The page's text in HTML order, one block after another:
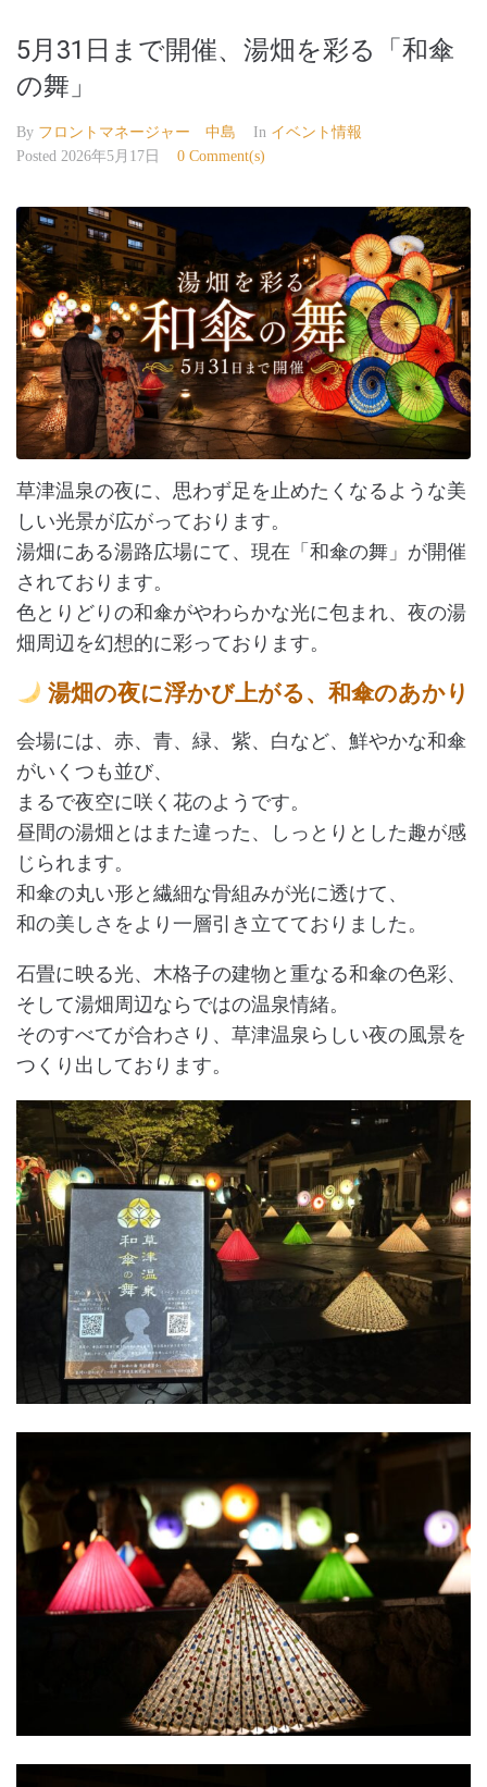
5月31日まで開催、湯畑を彩る「和傘
の舞」
By フロントマネージャー 中島 In イベント情報
Posted 2026年5月17日 0 Comment(s)
草津温泉の夜に、思わず足を止めたくなるような美
しい光景が広がっております。
湯畑にある湯路広場にて、現在「和傘の舞」が開催
されております。
色とりどりの和傘がやわらかな光に包まれ、夜の湯
畑周辺を幻想的に彩っております。
湯畑の夜に浮かび上がる、和傘のあかり
会場には、赤、青、緑、紫、白など、鮮やかな和傘
がいくつも並び、
まるで夜空に咲く花のようです。
昼間の湯畑とはまた違った、しっとりとした趣が感
じられます。
和傘の丸い形と繊細な骨組みが光に透けて、
和の美しさをより一層引き立てておりました。
石畳に映る光、木格子の建物と重なる和傘の色彩、
そして湯畑周辺ならではの温泉情緒。
そのすべてが合わさり、草津温泉らしい夜の風景を
つくり出しております。